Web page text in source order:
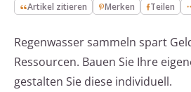
Artikel zitieren Merken Teilen
Regenwasser sammeln spart
Ressourcen. Bauen Sie Ihre
gestalten Sie diese individuell.